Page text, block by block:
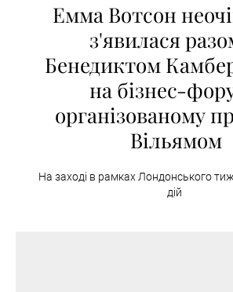
Емма Вотсон
з'явилася
Бенедиктом
на бізнес-
організованому
Вільямом
На заході в рамках Лондонського
дій